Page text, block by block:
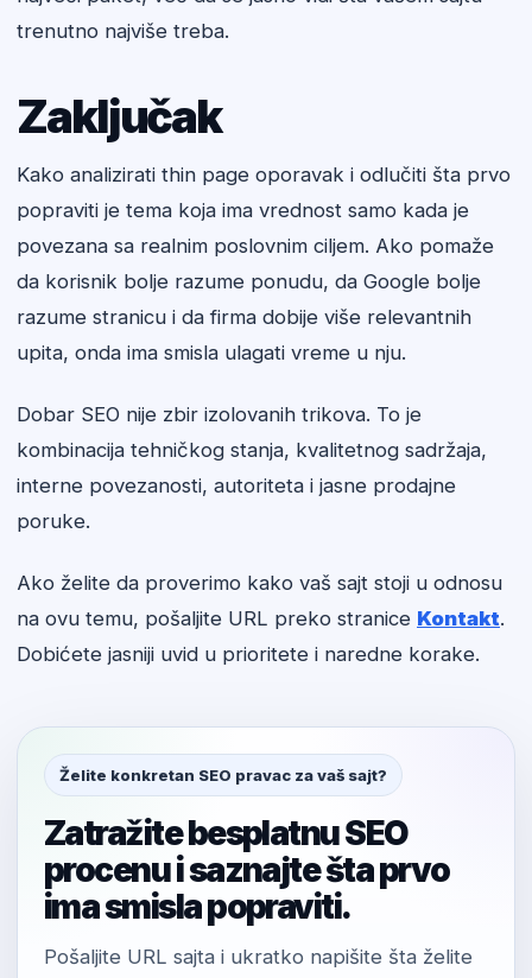
trenutno najviše treba.
Zaključak
Kako analizirati thin page oporavak i odlučiti šta prvo
popraviti je tema koja ima vrednost samo kada je
povezana sa realnim poslovnim ciljem. Ako pomaže
da korisnik bolje razume ponudu, da Google bolje
razume stranicu i da firma dobije više relevantnih
upita, onda ima smisla ulagati vreme u nju.
Dobar SEO nije zbir izolovanih trikova. To je
kombinacija tehničkog stanja, kvalitetnog sadržaja,
interne povezanosti, autoriteta i jasne prodajne
poruke.
Ako želite da proverimo kako vaš sajt stoji u odnosu
na ovu temu, pošaljite URL preko stranice Kontakt.
Dobićete jasniji uvid u prioritete i naredne korake.
Želite konkretan SEO pravac za vaš sajt?
Zatražite besplatnu SEO
procenu i saznajte šta prvo
ima smisla popraviti.
Pošaljite URL sajta i ukratko napišite šta želite